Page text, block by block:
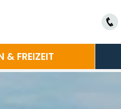
& FREIZEIT